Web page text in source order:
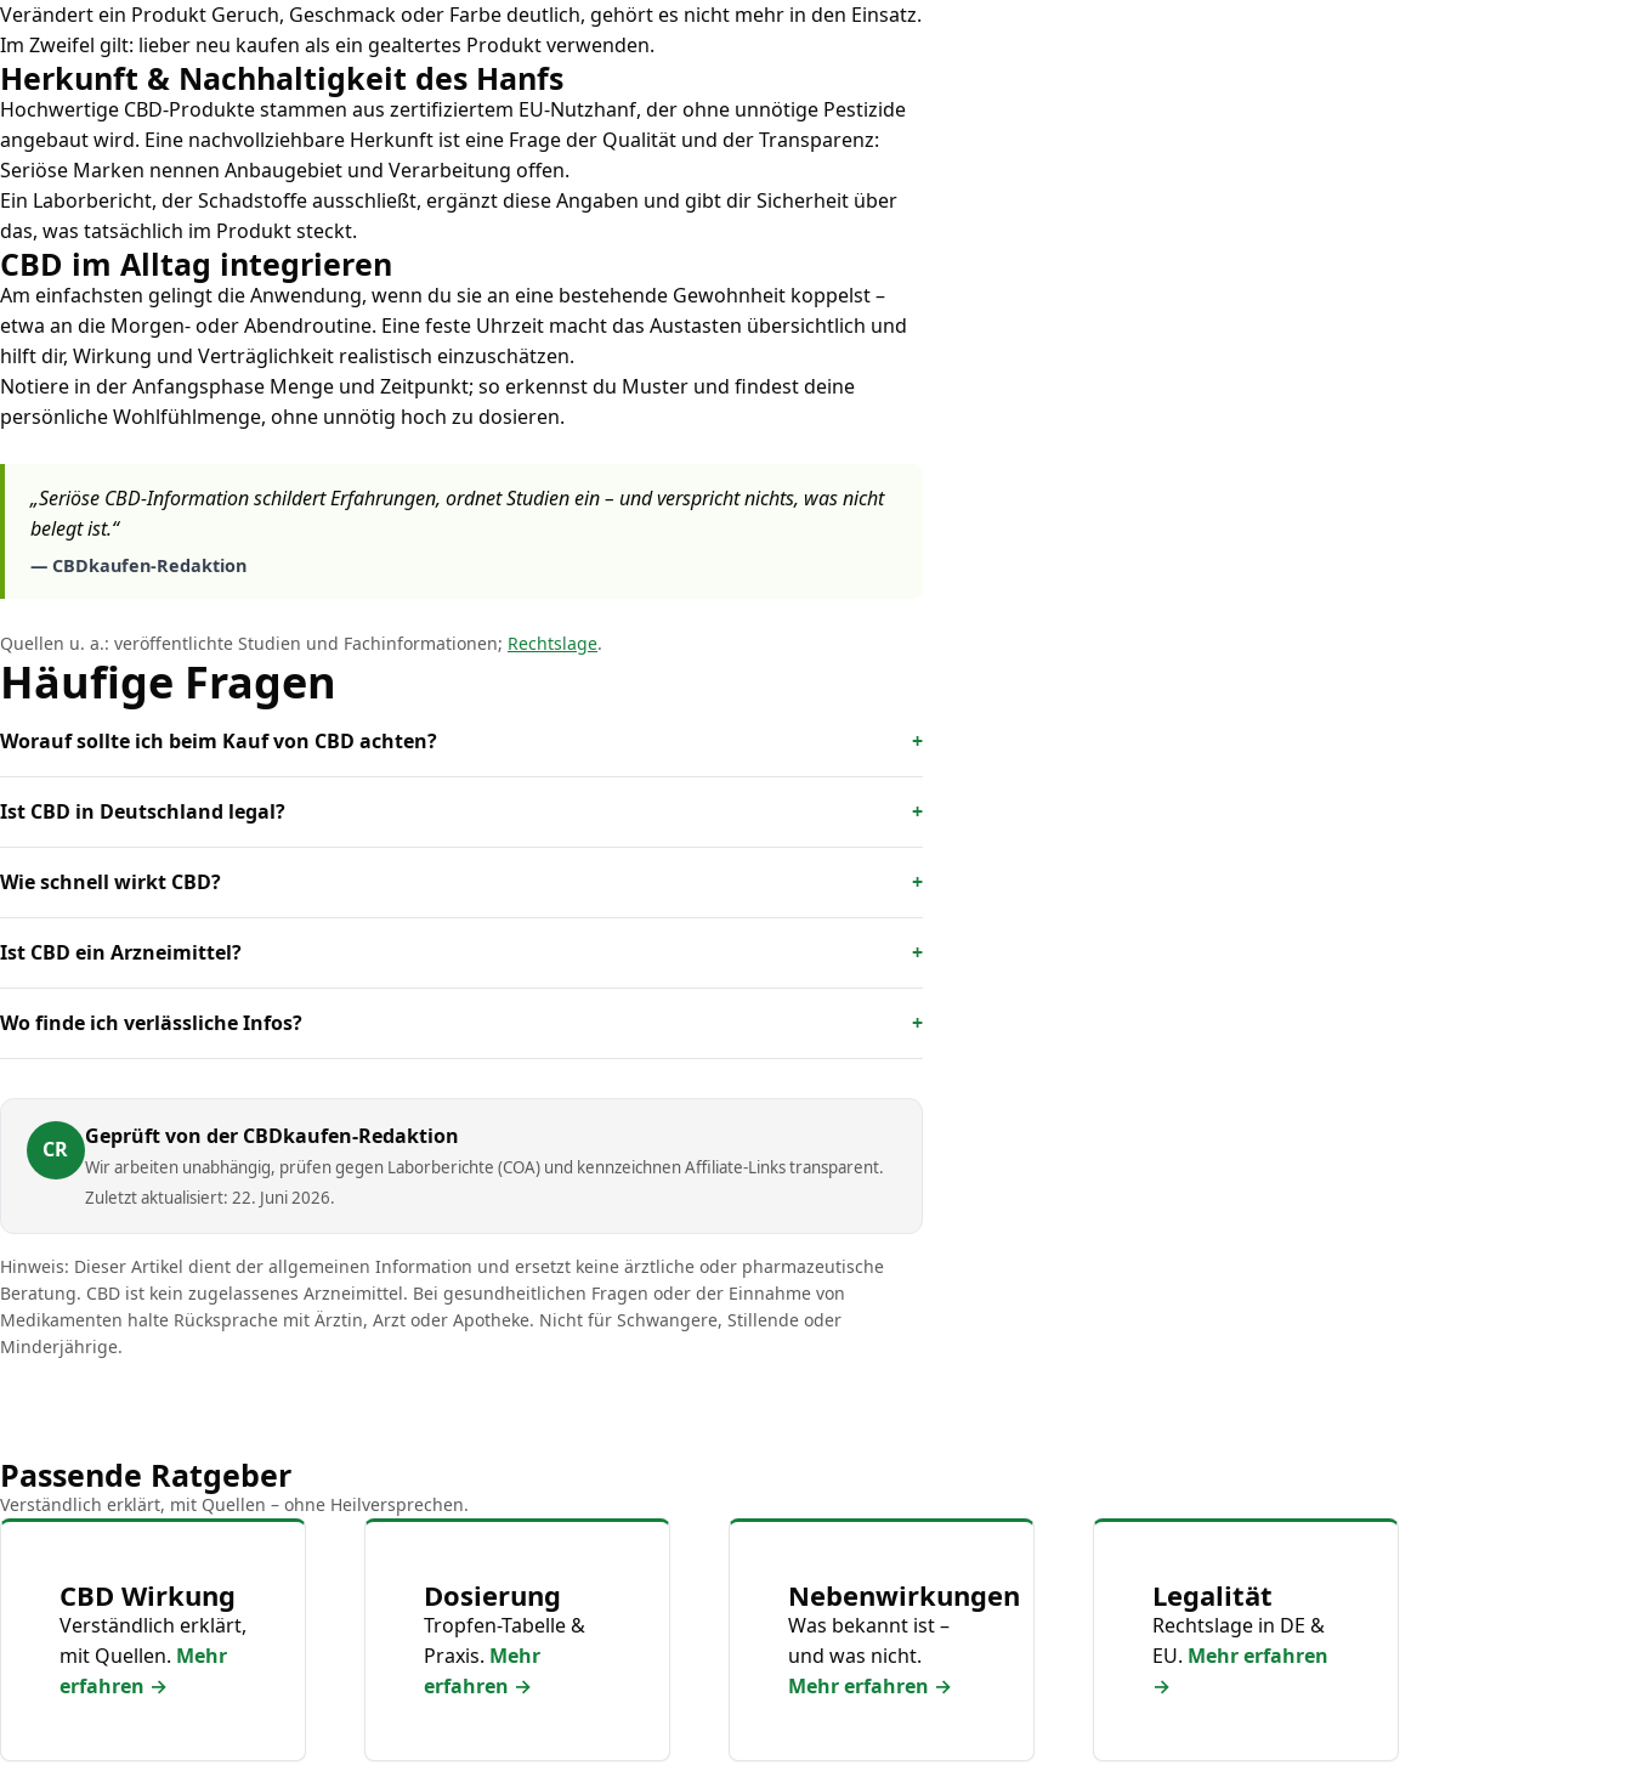
Verändert ein Produkt Geruch, Geschmack oder Farbe deutlich, gehört es nicht mehr in den Einsatz.
Im Zweifel gilt: lieber neu kaufen als ein gealtertes Produkt verwenden.
Herkunft & Nachhaltigkeit des Hanfs
Hochwertige CBD-Produkte stammen aus zertifiziertem EU-Nutzhanf, der ohne unnötige Pestizide
angebaut wird. Eine nachvollziehbare Herkunft ist eine Frage der Qualität und der Transparenz:
Seriöse Marken nennen Anbaugebiet und Verarbeitung offen.
Ein Laborbericht, der Schadstoffe ausschließt, ergänzt diese Angaben und gibt dir Sicherheit über
das, was tatsächlich im Produkt steckt.
CBD im Alltag integrieren
Am einfachsten gelingt die Anwendung, wenn du sie an eine bestehende Gewohnheit koppelst –
etwa an die Morgen- oder Abendroutine. Eine feste Uhrzeit macht das Austasten übersichtlich und
hilft dir, Wirkung und Verträglichkeit realistisch einzuschätzen.
Notiere in der Anfangsphase Menge und Zeitpunkt; so erkennst du Muster und findest deine
persönliche Wohlfühlmenge, ohne unnötig hoch zu dosieren.
„Seriöse CBD-Information schildert Erfahrungen, ordnet Studien ein – und verspricht nichts, was nicht
belegt ist.“
— CBDkaufen-Redaktion
Quellen u. a.: veröffentlichte Studien und Fachinformationen; Rechtslage.
Häufige Fragen
Worauf sollte ich beim Kauf von CBD achten?
Ist CBD in Deutschland legal?
Wie schnell wirkt CBD?
Ist CBD ein Arzneimittel?
Wo finde ich verlässliche Infos?
CR
Geprüft von der CBDkaufen-Redaktion
Wir arbeiten unabhängig, prüfen gegen Laborberichte (COA) und kennzeichnen Affiliate-Links transparent.
Zuletzt aktualisiert: 22. Juni 2026.
Hinweis: Dieser Artikel dient der allgemeinen Information und ersetzt keine ärztliche oder pharmazeutische
Beratung. CBD ist kein zugelassenes Arzneimittel. Bei gesundheitlichen Fragen oder der Einnahme von
Medikamenten halte Rücksprache mit Ärztin, Arzt oder Apotheke. Nicht für Schwangere, Stillende oder
Minderjährige.
Passende Ratgeber
Verständlich erklärt, mit Quellen – ohne Heilversprechen.
CBD Wirkung
Verständlich erklärt,
mit Quellen. Mehr
erfahren →
Dosierung
Tropfen-Tabelle &
Praxis. Mehr
erfahren →
Nebenwirkungen
Was bekannt ist –
und was nicht.
Mehr erfahren →
Legalität
Rechtslage in DE &
EU. Mehr erfahren
→